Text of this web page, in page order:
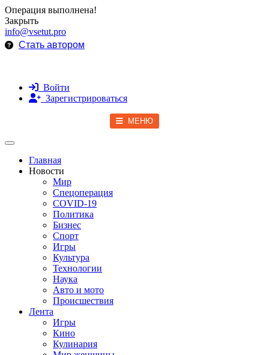
Операция выполнена!
Закрыть
info@vsetut.pro
Стать автором
Войти
Зарегистрироваться
МЕНЮ
Toggle navigation
Главная
Новости
Мир
Спецоперация
COVID-19
Политика
Бизнес
Спорт
Игры
Культура
Технологии
Наука
Авто и мото
Происшествия
Лента
Игры
Кино
Кулинария